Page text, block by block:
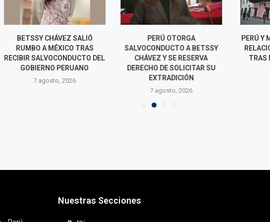
BETSSY CHÁVEZ SALIÓ
RUMBO A MÉXICO TRAS
RECIBIR SALVOCONDUCTO DEL
GOBIERNO PERUANO
7 agosto, 2026
PERÚ OTORGA
SALVOCONDUCTO A BETSSY
CHÁVEZ Y SE RESERVA
DERECHO DE SOLICITAR SU
EXTRADICIÓN
7 agosto, 2026
PERÚ Y
TRAS
7
Nuestras Secciones